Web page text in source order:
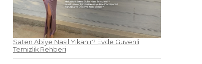
Saten Abiye Nasıl Yıkanır? Evde Güvenli
Temizlik Rehberi